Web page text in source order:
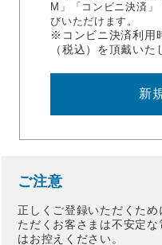
M」「コンビニ決済
びいただけます。
※コンビニ決済利用
（税込）を頂戴いた
新
ご注意
正しくご登録いただくた
ただくお客さまは不安定
はお控えください。